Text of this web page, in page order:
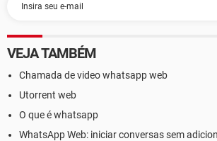
VEJA TAMBÉM
Chamada de video whatsapp web
Utorrent web
O que é whatsapp
WhatsApp Web: iniciar conversas sem